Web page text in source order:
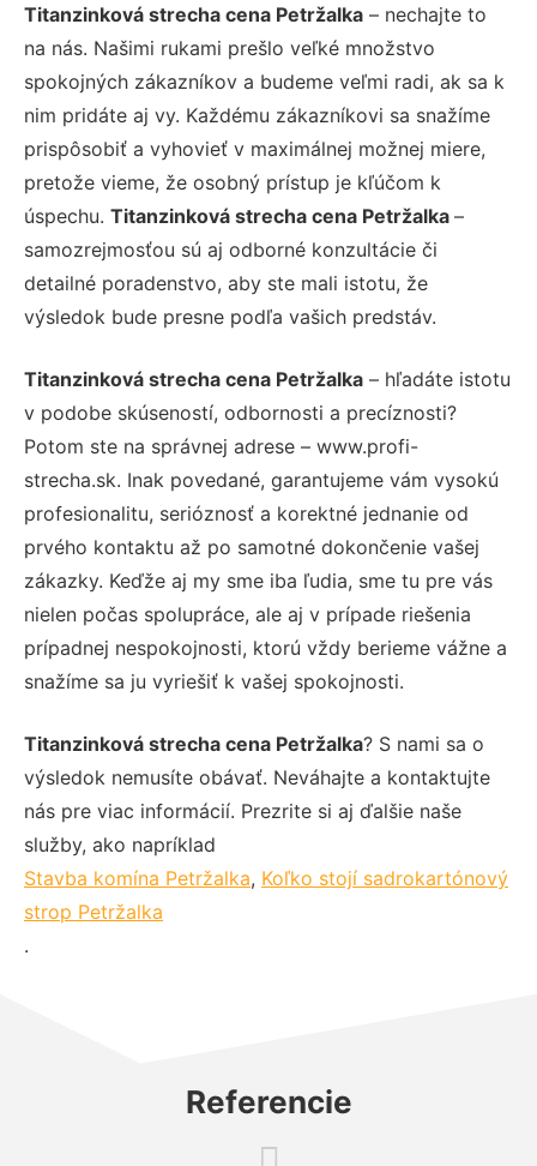
Titanzinková strecha cena Petržalka – nechajte to
na nás. Našimi rukami prešlo veľké množstvo
spokojných zákazníkov a budeme veľmi radi, ak sa k
nim pridáte aj vy. Každému zákazníkovi sa snažíme
prispôsobiť a vyhovieť v maximálnej možnej miere,
pretože vieme, že osobný prístup je kľúčom k
úspechu. Titanzinková strecha cena Petržalka –
samozrejmosťou sú aj odborné konzultácie či
detailné poradenstvo, aby ste mali istotu, že
výsledok bude presne podľa vašich predstáv.
Titanzinková strecha cena Petržalka – hľadáte istotu
v podobe skúseností, odbornosti a precíznosti?
Potom ste na správnej adrese – www.profi-
strecha.sk. Inak povedané, garantujeme vám vysokú
profesionalitu, serióznosť a korektné jednanie od
prvého kontaktu až po samotné dokončenie vašej
zákazky. Keďže aj my sme iba ľudia, sme tu pre vás
nielen počas spolupráce, ale aj v prípade riešenia
prípadnej nespokojnosti, ktorú vždy berieme vážne a
snažíme sa ju vyriešiť k vašej spokojnosti.
Titanzinková strecha cena Petržalka? S nami sa o
výsledok nemusíte obávať. Neváhajte a kontaktujte
nás pre viac informácií. Prezrite si aj ďalšie naše
služby, ako napríklad
Stavba komína Petržalka, Koľko stojí sadrokartónový
strop Petržalka
.
Referencie